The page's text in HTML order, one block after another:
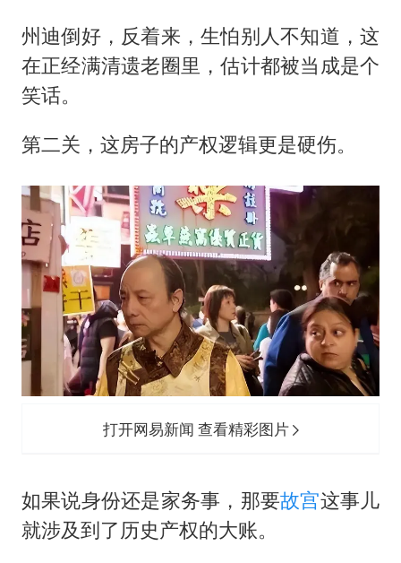
州迪倒好，反着来，生怕别人不知道，这
在正经满清遗老圈里，估计都被当成是个
笑话。
第二关，这房子的产权逻辑更是硬伤。
打开网易新闻 查看精彩图片
如果说身份还是家务事，那要故宫这事儿
就涉及到了历史产权的大账。